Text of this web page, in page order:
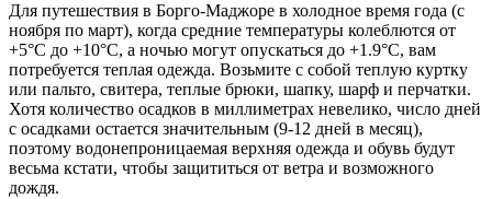
Для путешествия в Борго-Маджоре в холодное время года (с
ноября по март), когда средние температуры колеблются от
+5°C до +10°C, а ночью могут опускаться до +1.9°C, вам
потребуется теплая одежда. Возьмите с собой теплую куртку
или пальто, свитера, теплые брюки, шапку, шарф и перчатки.
Хотя количество осадков в миллиметрах невелико, число дней
с осадками остается значительным (9-12 дней в месяц),
поэтому водонепроницаемая верхняя одежда и обувь будут
весьма кстати, чтобы защититься от ветра и возможного
дождя.